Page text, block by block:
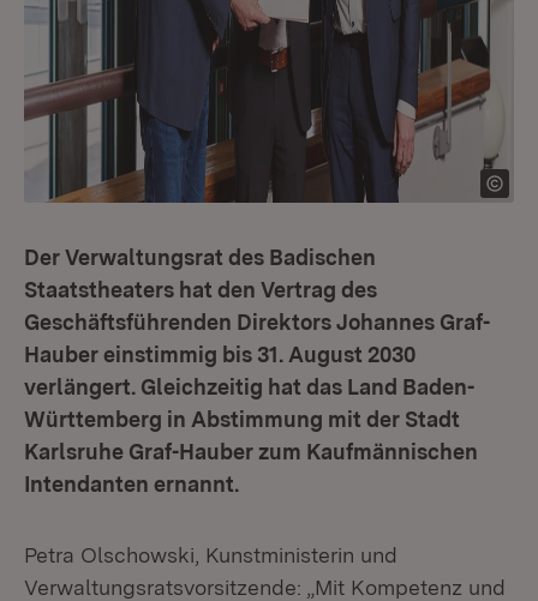
Der Verwaltungsrat des Badischen
Staatstheaters hat den Vertrag des
Geschäftsführenden Direktors Johannes Graf-
Hauber einstimmig bis 31. August 2030
verlängert. Gleichzeitig hat das Land Baden-
Württemberg in Abstimmung mit der Stadt
Karlsruhe Graf-Hauber zum Kaufmännischen
Intendanten ernannt.
Petra Olschowski, Kunstministerin und
Verwaltungsratsvorsitzende: „Mit Kompetenz und